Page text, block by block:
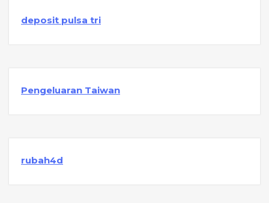
deposit pulsa tri
Pengeluaran Taiwan
rubah4d